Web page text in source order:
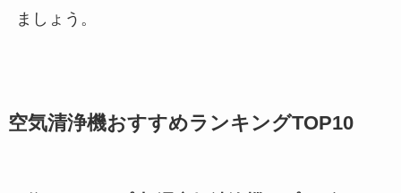
ましょう。
空気清浄機おすすめランキングTOP10